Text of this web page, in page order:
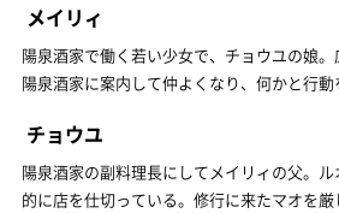
メイリィ
陽泉酒家で働く若い少女で、チョウユの娘
陽泉酒家に案内して仲よくなり、何かと行動
チョウユ
陽泉酒家の副料理長にしてメイリィの父。
的に店を仕切っている。修行に来たマオを